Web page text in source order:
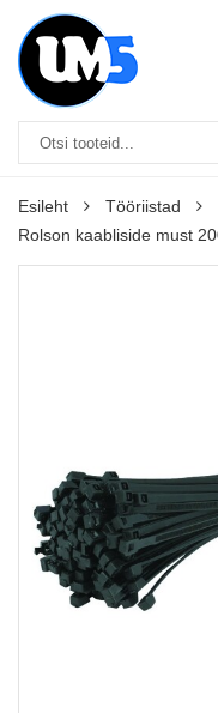
Esileht Tööriistad
Rolson kaabliside must